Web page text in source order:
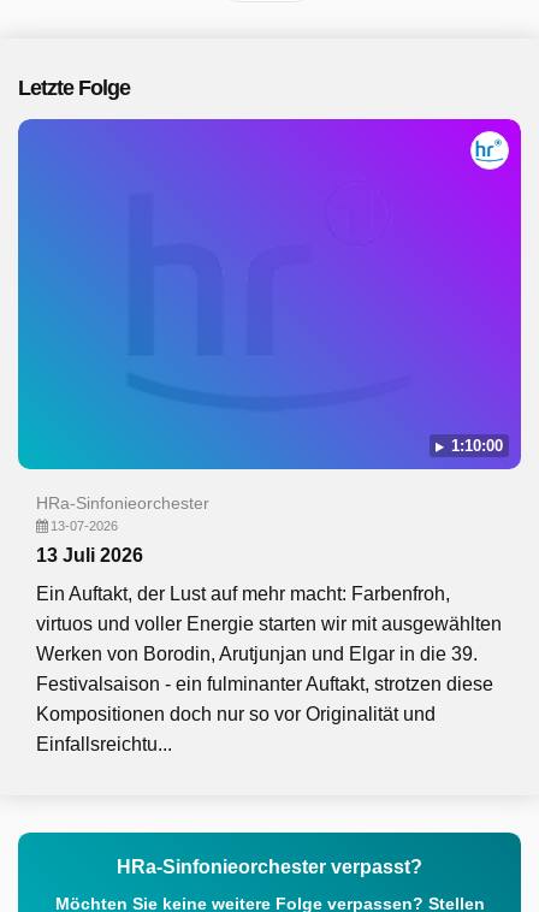
Letzte Folge
1:10:00
HRa-Sinfonieorchester
13-07-2026
13 Juli 2026
Ein Auftakt, der Lust auf mehr macht: Farbenfroh,
virtuos und voller Energie starten wir mit ausgewählten
Werken von Borodin, Arutjunjan und Elgar in die 39.
Festivalsaison - ein fulminanter Auftakt, strotzen diese
Kompositionen doch nur so vor Originalität und
Einfallsreichtu...
HRa-Sinfonieorchester verpasst?
Möchten Sie keine weitere Folge verpassen? Stellen